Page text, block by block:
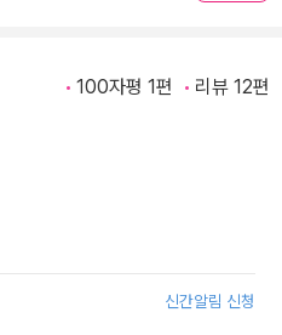
100자평 1편 리뷰 12편
신간알림 신청